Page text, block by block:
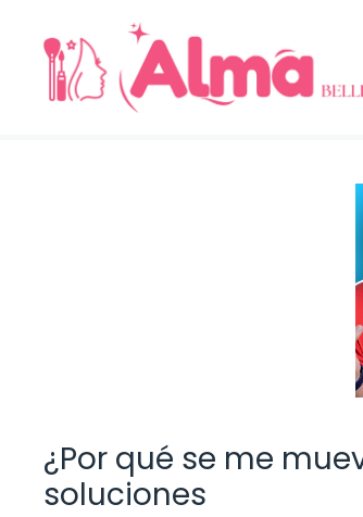
contenido
¿Por qué se me
soluciones